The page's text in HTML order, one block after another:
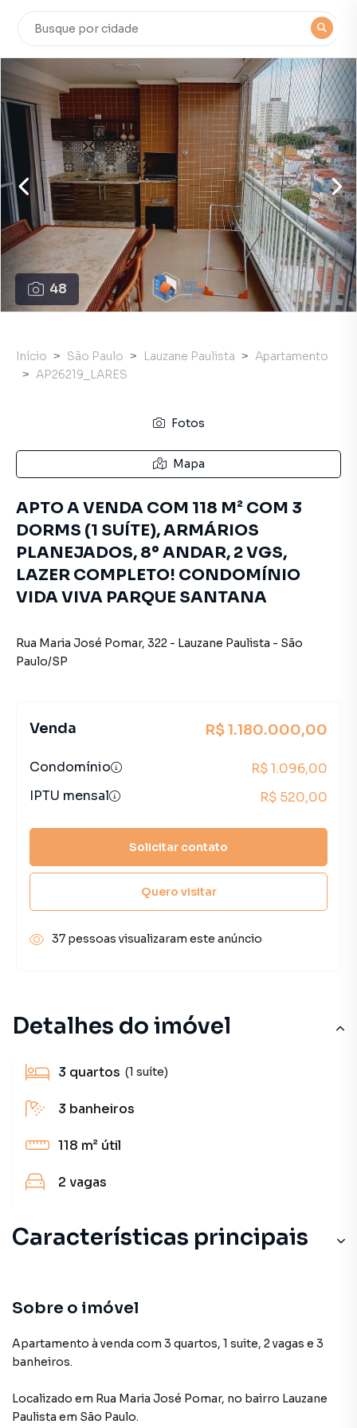
48
Detalhes do imóvel
3 quartos (1 suíte)
3 banheiros
118 m² útil
2 vagas
Características principais
Piscina
Sala de Academia
Andar Alto
Sobre o imóvel
Apartamento à venda com 3 quartos, 1 suite, 2 vagas e 3
banheiros.
Localizado em Rua Maria José Pomar, no bairro Lauzane
Paulista em São Paulo.
Início São Paulo Lauzane Paulista
Apartamento
AP26219_LARES
Fotos
Mapa
APTO A VENDA COM 118 M² COM 3
DORMS (1 SUÍTE), ARMÁRIOS
PLANEJADOS, 8º ANDAR, 2 VGS,
LAZER COMPLETO! CONDOMÍNIO
VIDA VIVA PARQUE SANTANA
Rua Maria José Pomar, 322 - Lauzane Paulista - São
Paulo/SP
Venda R$ 1.180.000,00
Condomínio
R$ 1.096,00
IPTU mensal
R$ 520,00
Solicitar contato
Quero visitar
37 pessoas visualizaram este anúncio